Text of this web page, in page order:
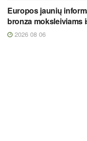
Europos jaunių
bronza moksleiviams
2026 08 06